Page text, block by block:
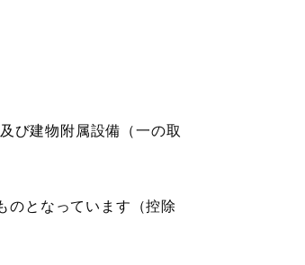
び建物附属設備（一の取
となっています（控除